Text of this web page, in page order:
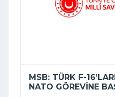
MSB: TÜRK F-
NATO GÖREVINE